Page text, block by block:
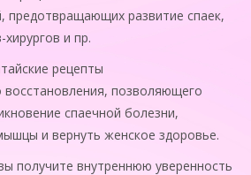
предотвращающих развитие спаек,
и пр.
рецепты
восстановления, позволяющего
спаечной болезни,
и вернуть женское здоровье.
получите внутреннюю уверенность